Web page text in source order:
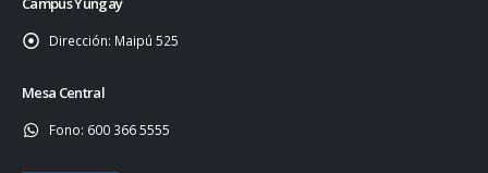
Dirección: Maipú 525
Mesa Central
Fono: 600 366 5555